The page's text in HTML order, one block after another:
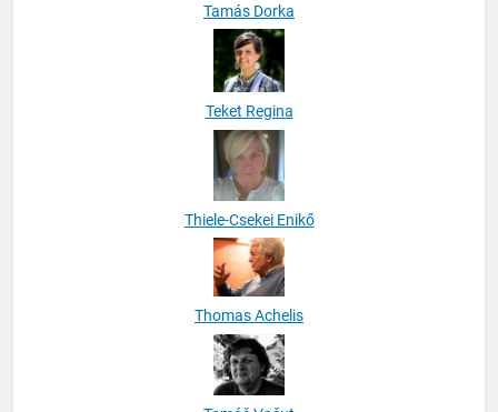
Tamás Dorka
Teket Regina
Thiele-Csekei Enikő
Thomas Achelis